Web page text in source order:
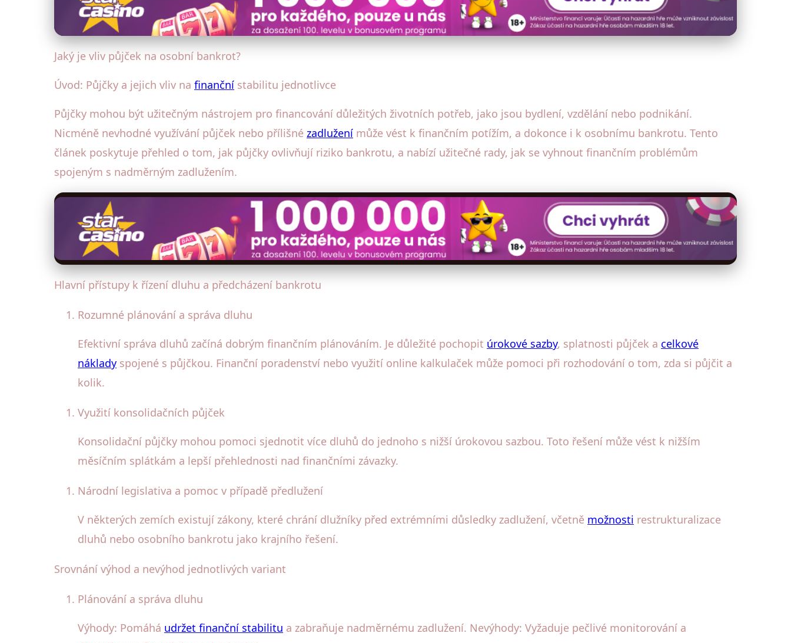
Půjčky a Bankrot: Jak Správně Řídit Dluhy a Předcházet Krizi
28. 9. 2025· 4 min čtení · Autor: Radka Kolářová
Jaký je vliv půjček na osobní bankrot?
Úvod: Půjčky a jejich vliv na finanční stabilitu jednotlivce
Půjčky mohou být užitečným nástrojem pro financování důležitých životních potřeb, jako jsou bydlení, vzdělání nebo podnikání.
Nicméně nevhodné využívání půjček nebo přílišné zadlužení může vést k finančním potížím, a dokonce i k osobnímu bankrotu. Tento
článek poskytuje přehled o tom, jak půjčky ovlivňují riziko bankrotu, a nabízí užitečné rady, jak se vyhnout finančním problémům
spojeným s nadměrným zadlužením.
Hlavní přístupy k řízení dluhu a předcházení bankrotu
Rozumné plánování a správa dluhu
Efektivní správa dluhů začíná dobrým finančním plánováním. Je důležité pochopit úrokové sazby, splatnosti půjček a celkové
náklady spojené s půjčkou. Finanční poradenství nebo využití online kalkulaček může pomoci při rozhodování o tom, zda si půjčit a
kolik.
Využití konsolidačních půjček
Konsolidační půjčky mohou pomoci sjednotit více dluhů do jednoho s nižší úrokovou sazbou. Toto řešení může vést k nižším
měsíčním splátkám a lepší přehlednosti nad finančními závazky.
Národní legislativa a pomoc v případě předlužení
V některých zemích existují zákony, které chrání dlužníky před extrémními důsledky zadlužení, včetně možnosti restrukturalizace
dluhů nebo osobního bankrotu jako krajního řešení.
Srovnání výhod a nevýhod jednotlivých variant
Plánování a správa dluhu
Výhody: Pomáhá udržet finanční stabilitu a zabraňuje nadměrnému zadlužení. Nevýhody: Vyžaduje pečlivé monitorování a